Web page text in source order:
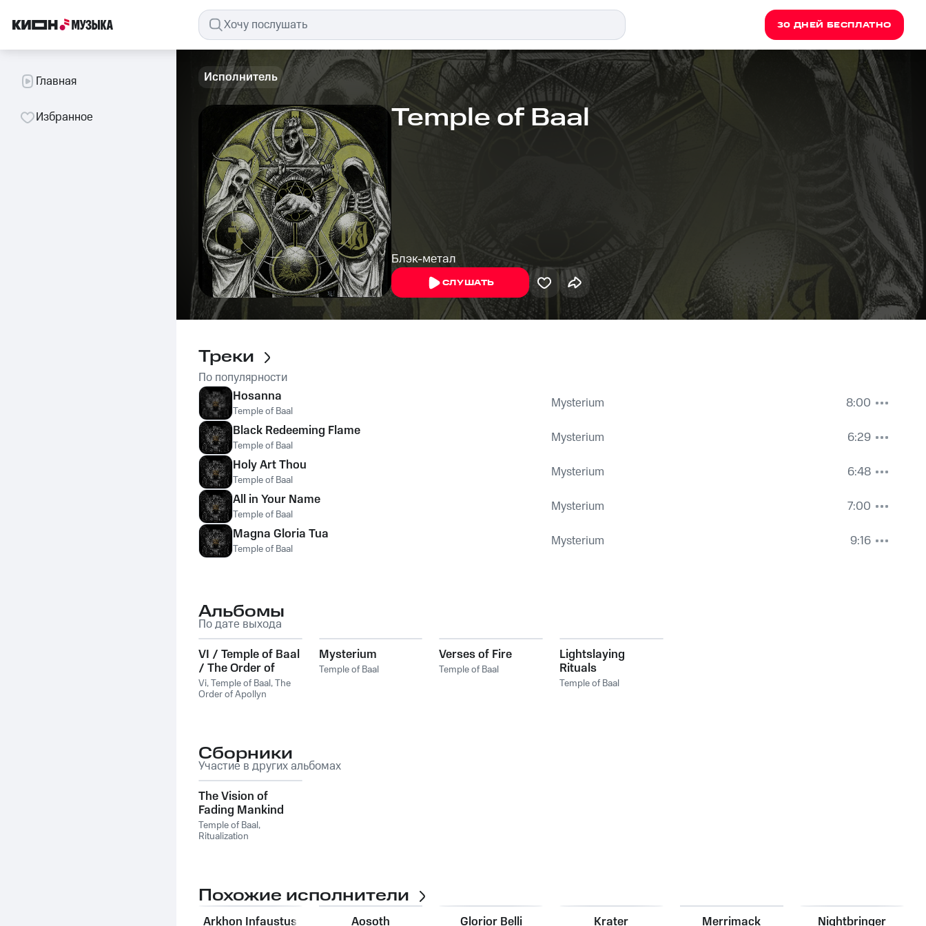
30 ДНЕЙ БЕСПЛАТНО
Главная
Избранное
Исполнитель
Temple of Baal
Блэк-метал
СЛУШАТЬ
Треки
По популярности
Hosanna
Temple of Baal Mysterium
8:00
Black Redeeming Flame
Temple of Baal Mysterium
6:29
Holy Art Thou
Temple of Baal Mysterium
6:48
All in Your Name
Temple of Baal Mysterium
7:00
Magna Gloria Tua
Temple of Baal Mysterium 9:16
Альбомы
По дате выхода
VI / Temple of Baal
/ The Order of
Apollyn
Vi,Temple of Baal,The
Order of Apollyn
Mysterium
Temple of Baal
Verses of Fire
Temple of Baal
Lightslaying
Rituals
Temple of Baal
Сборники
Участие в других альбомах
The Vision of
Fading Mankind
Temple of Baal,
Ritualization
Похожие исполнители
Arkhon Infaustus Aosoth Glorior Belli Krater Merrimack Nightbringer